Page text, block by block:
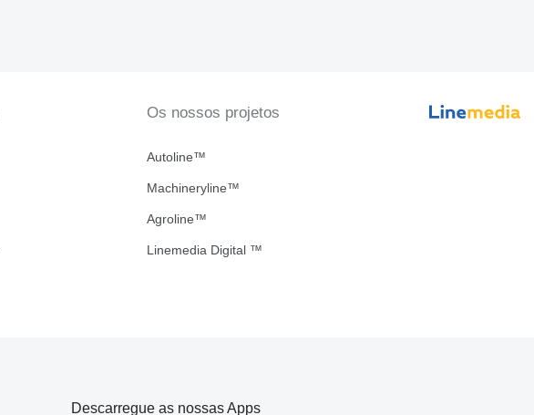
Os nossos projetos
Autoline™
Machineryline™
Agroline™
Linemedia Digital ™
Descarregue as nossas Apps